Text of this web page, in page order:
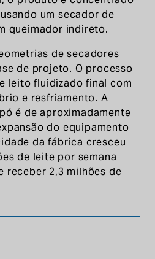
um secador de
queimador indireto.
de secadores
de projeto. O processo
leito fluidizado final com
e resfriamento. A
é de aproximadamente
do equipamento
da fábrica cresceu
de leite por semana
receber 2,3 milhões de